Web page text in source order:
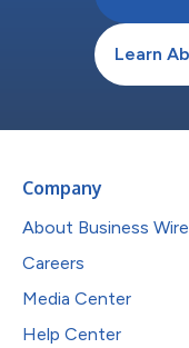
Learn
Company
About Business Wire
Careers
Media Center
Help Center